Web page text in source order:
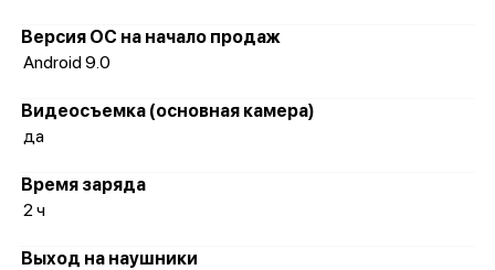
Версия ОС на начало продаж
Android 9.0
Видеосъемка (основная камера)
да
Время заряда
2 ч
Выход на наушники